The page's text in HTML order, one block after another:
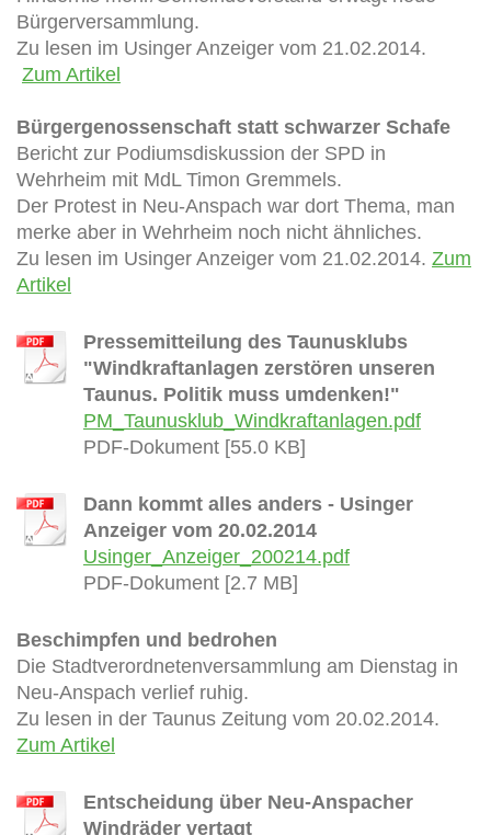
Bürgerversammlung.
Zu lesen im Usinger Anzeiger vom 21.02.2014.
Zum Artikel
Bürgergenossenschaft statt schwarzer Schafe
Bericht zur Podiumsdiskussion der SPD in
Wehrheim mit MdL Timon Gremmels.
Der Protest in Neu-Anspach war dort Thema, man
merke aber in Wehrheim noch nicht ähnliches.
Zu lesen im Usinger Anzeiger vom 21.02.2014. Zum
Artikel
Pressemitteilung des Taunusklubs
"Windkraftanlagen zerstören unseren
Taunus. Politik muss umdenken!"
PM_Taunusklub_Windkraftanlagen.pdf
PDF-Dokument [55.0 KB]
Dann kommt alles anders - Usinger
Anzeiger vom 20.02.2014
Usinger_Anzeiger_200214.pdf
PDF-Dokument [2.7 MB]
Beschimpfen und bedrohen
Die Stadtverordnetenversammlung am Dienstag in
Neu-Anspach verlief ruhig.
Zu lesen in der Taunus Zeitung vom 20.02.2014.
Zum Artikel
Entscheidung über Neu-Anspacher
Windräder vertagt